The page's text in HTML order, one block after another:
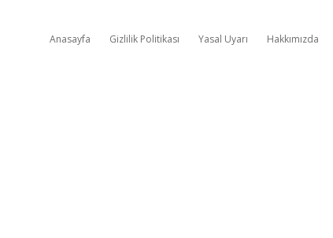
Anasayfa Gizlilik Politikası Yasal Uyarı Hakkımızda